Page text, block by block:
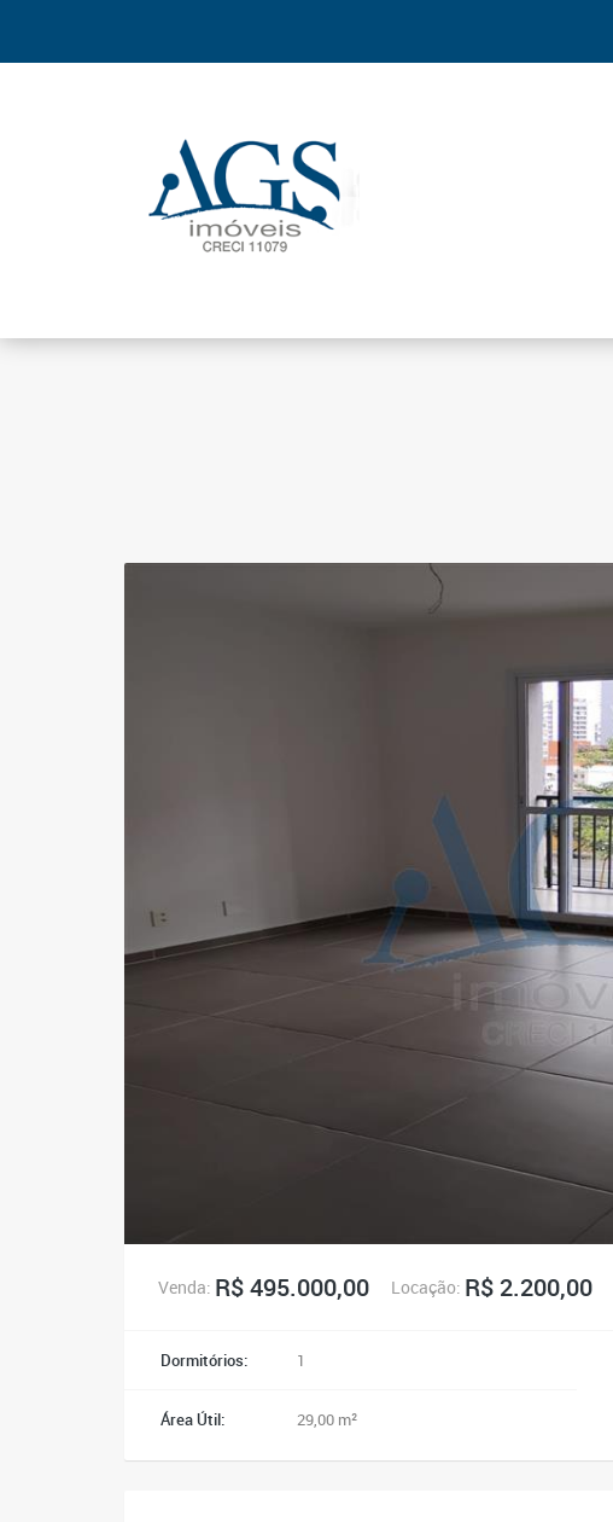
Venda: R$ 495.000,00 Locação: R$ 2.200,00
Dormitórios: 1
Área Útil: 29,00 m²